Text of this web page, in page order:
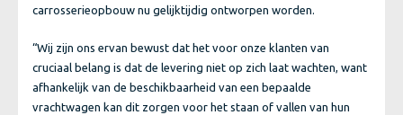
carrosserieopbouw nu gelijktijdig ontworpen worden.
“Wij zijn ons ervan bewust dat het voor onze klanten van
cruciaal belang is dat de levering niet op zich laat wachten, want
afhankelijk van de beschikbaarheid van een bepaalde
vrachtwagen kan dit zorgen voor het staan of vallen van hun